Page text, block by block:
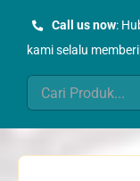
Call us now:
kami selalu
Search
for: